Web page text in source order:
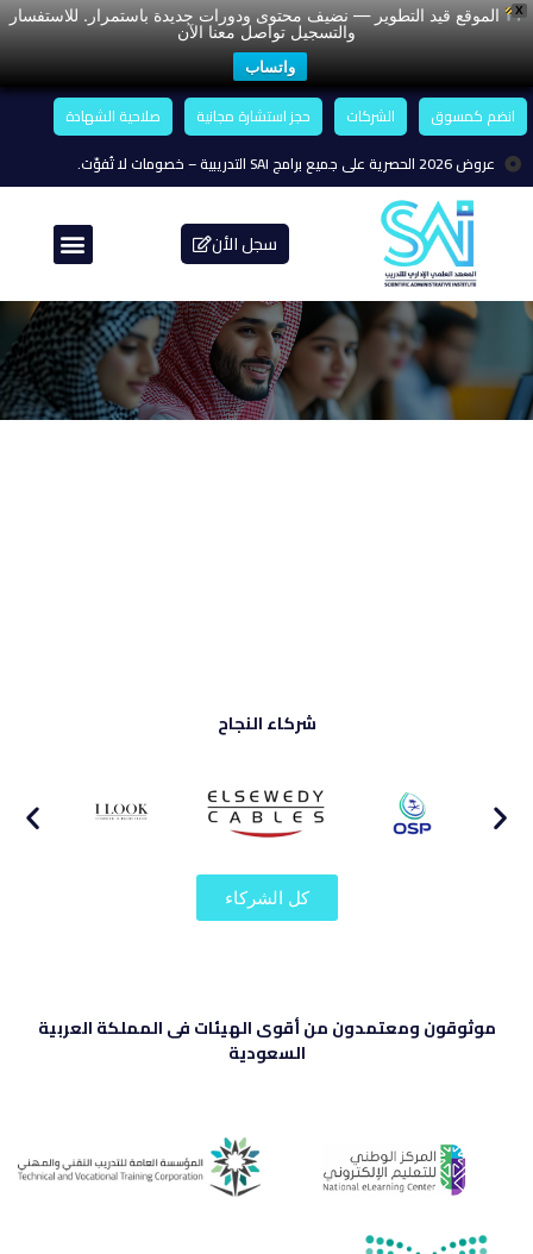
X
الموقع قيد التطوير — نضيف محتوى ودورات جديدة باستمرار. للاستفسار
والتسجيل تواصل معنا الآن
واتساب
انضم كمسوق الشركات حجز استشارة مجانية
صلاحية الشهادة
عروض 2026 الحصرية على جميع برامج SAI التدريبية – خصومات لا تُفوّت.
سجل الأن
شركاء النجاح
كل الشركاء
موثوقون ومعتمدون من أقوى الهيئات فى المملكة العربية
السعودية